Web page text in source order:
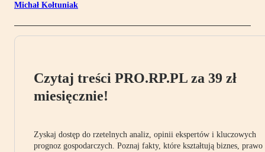
Michał Kołtuniak
Czytaj treści PRO.RP.PL za 39 zł
miesięcznie!
Zyskaj dostęp do rzetelnych analiz, opinii ekspertów i kluczowych
prognoz gospodarczych. Poznaj fakty, które kształtują biznes, prawo